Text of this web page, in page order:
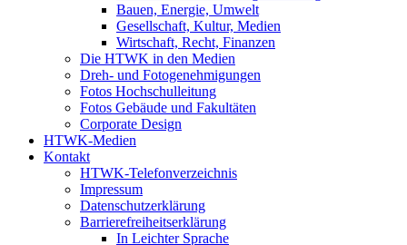
Bauen, Energie, Umwelt
Gesellschaft, Kultur, Medien
Wirtschaft, Recht, Finanzen
Die HTWK in den Medien
Dreh- und Fotogenehmigungen
Fotos Hochschulleitung
Fotos Gebäude und Fakultäten
Corporate Design
HTWK-Medien
Kontakt
HTWK-Telefonverzeichnis
Impressum
Datenschutzerklärung
Barrierefreiheitserklärung
In Leichter Sprache